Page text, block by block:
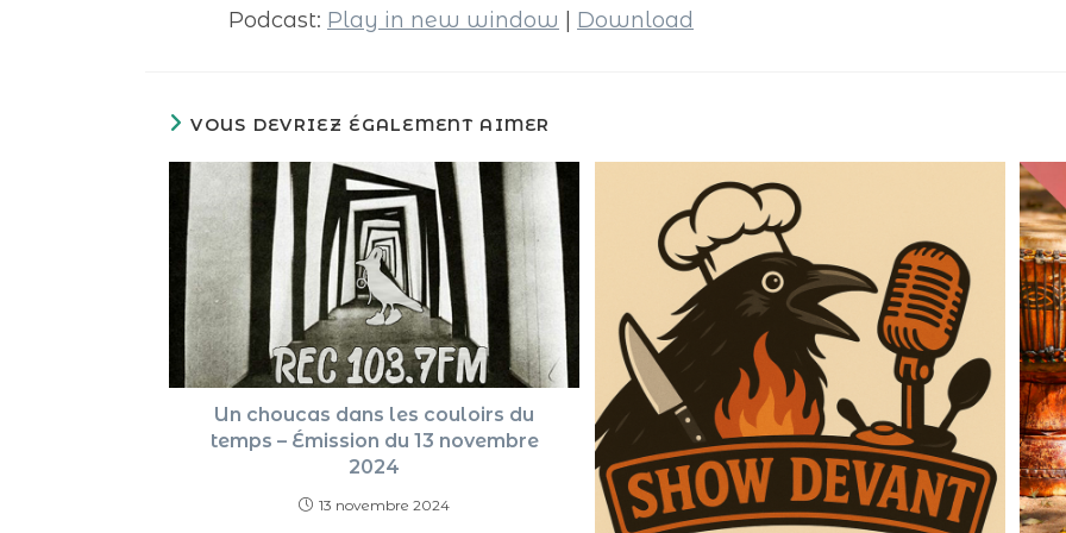
Podcast: Play in new window Download
VOUS DEVRIEZ ÉGALEMENT AIMER
Un choucas dans les couloirs du
temps – Émission du 13 novembre
2024
13 novembre 2024